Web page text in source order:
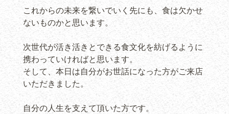
これからの未来を繋いでいく先にも、食は欠かせ
ないものかと思います。
次世代が活き活きとできる食文化を紡げるように
携わっていければと思います。
そして、本日は自分がお世話になった方がご来店
いただきました。
自分の人生を支えて頂いた方です。